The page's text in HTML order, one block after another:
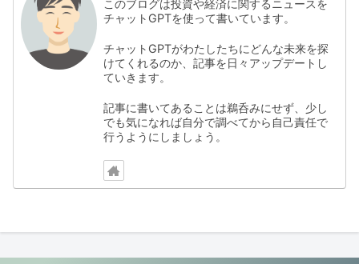
このブログは投資や経済に関するニュースを
チャットGPTを使って書いています。
チャットGPTがわたしたちにどんな未来を探
けてくれるのか、記事を日々アップデートし
ていきます。
記事に書いてあることは鵜呑みにせず、少し
でも気になれば自分で調べてから自己責任で
行うようにしましょう。